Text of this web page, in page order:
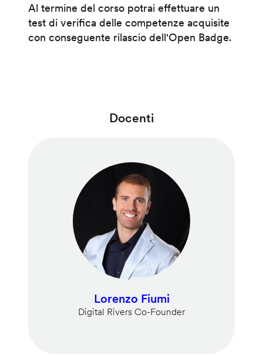
Al termine del corso potrai effettuare un
test di verifica delle competenze acquisite
con conseguente rilascio dell'Open Badge.
Docenti
Lorenzo Fiumi
Digital Rivers Co-Founder